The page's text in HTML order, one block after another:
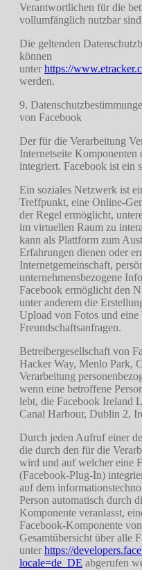
Verantwortlichen für die
vollumfänglich nutzbar
Die geltenden
können
unter https://
werden.
9.
von Facebook
Der für die Verarbeitung
Internetseite Komponenten
integriert. Facebook ist ein
Ein soziales Netzwerk ist
Treffpunkt, eine Online-
der Regel ermöglicht,
im virtuellen Raum zu
kann als Plattform zum
Erfahrungen dienen oder
Internetgemeinschaft,
unternehmensbezogene
Facebook ermöglicht den
unter anderem die
Upload von Fotos und eine
Freundschaftsanfragen.
Betreibergesellschaft von
Hacker Way, Menlo Park,
Verarbeitung
wenn eine betroffene
lebt, die Facebook Ireland
Canal Harbour, Dublin 2,
Durch jeden Aufruf einer
die durch den für die
wird und auf welcher eine
(Facebook-Plug-In)
auf dem
Person automatisch durch
Komponente veranlasst,
Facebook-Komponente
Gesamtübersicht über alle
unter https://
locale=de_DE abgerufen